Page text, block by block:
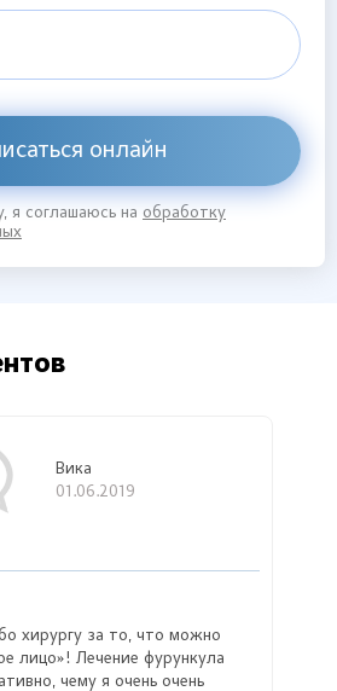
онлайн
я соглашаюсь на обработку
Вика
01.06.2019
хирургу за то, что можно
лицо»! Лечение фурункула
чему я очень очень